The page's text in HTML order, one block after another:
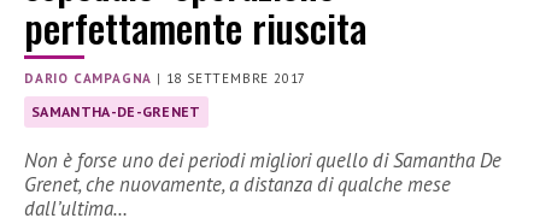
perfettamente riuscita
DARIO CAMPAGNA | 18 SETTEMBRE 2017
SAMANTHA-DE-GRENET
Non è forse uno dei periodi migliori quello di Samantha De
Grenet, che nuovamente, a distanza di qualche mese
dall’ultima…